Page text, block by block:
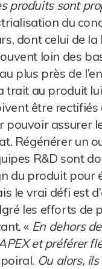
produits sont
du
dont celui de
loin des
plus près de
trait au produit
être rectifiés
pouvoir assurer
Régénérer un
R&D sont
du produit pour
le vrai défi est
les efforts de
« En dehors
et préférer
Ou alors,